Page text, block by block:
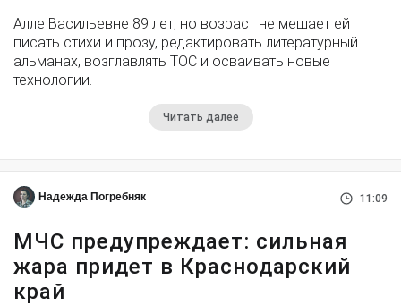
Алле Васильевне 89 лет, но возраст не мешает ей
писать стихи и прозу, редактировать литературный
альманах, возглавлять ТОС и осваивать новые
технологии.
Читать далее
Надежда Погребняк 11:09
МЧС предупреждает: сильная
жара придет в Краснодарский
край